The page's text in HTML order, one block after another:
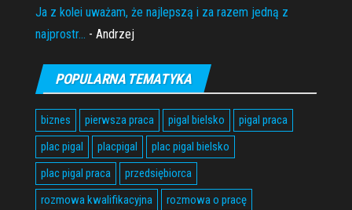
Ja z kolei uważam, że najlepszą i za razem jedną z
najprostr... - Andrzej
POPULARNA TEMATYKA
biznes pierwsza praca pigal bielsko
pigal praca
plac pigal
placpigal
plac pigal bielsko
plac pigal praca
przedsiębiorca
rozmowa kwalifikacyjna
rozmowa o pracę